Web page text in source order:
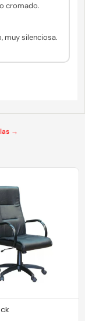
cromado.
muy silenciosa.
→